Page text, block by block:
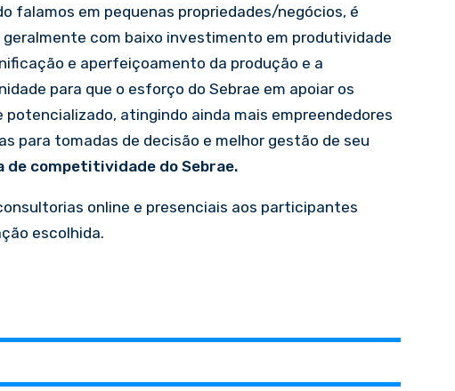
falamos em pequenas propriedades/negócios, é
com baixo investimento em produtividade
e aperfeiçoamento da produção e a
para que o esforço do Sebrae em apoiar os
potencializado, atingindo ainda mais empreendedores
para tomadas de decisão e melhor gestão de seu
de competitividade do Sebrae.
online e presenciais aos participantes
escolhida.